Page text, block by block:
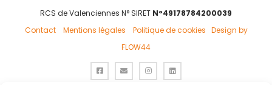
RCS de Valenciennes N° SIRET N°49178784200039
Contact
Mentions légales Politique de cookies Design by
FLOW44